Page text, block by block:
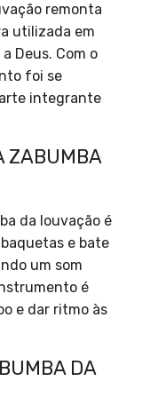
remonta
utilizada em
Deus. Com o
foi se
integrante
ZABUMBA
da louvação é
e bate
um som
é
e dar ritmo às
DA